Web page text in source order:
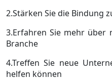
2.Stärken Sie die Bindung
3.Erfahren Sie mehr über
Branche
4.Treffen Sie neue
helfen können